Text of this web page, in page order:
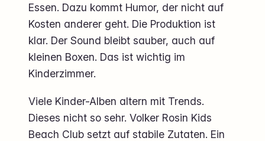
Essen. Dazu kommt Humor, der nicht auf
Kosten anderer geht. Die Produktion ist
klar. Der Sound bleibt sauber, auch auf
kleinen Boxen. Das ist wichtig im
Kinderzimmer.
Viele Kinder-Alben altern mit Trends.
Dieses nicht so sehr. Volker Rosin Kids
Beach Club setzt auf stabile Zutaten. Ein